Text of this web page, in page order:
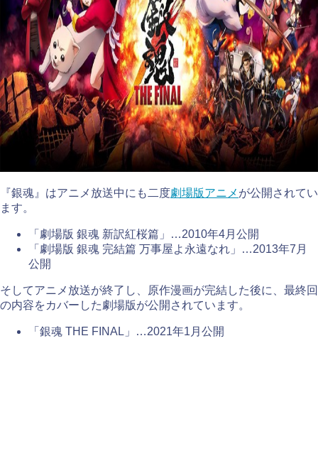
『銀魂』はアニメ放送中にも二度劇場版アニメ が公開されてい
ます。
「劇場版 銀魂 新訳紅桜篇」…2010年4月公開
「劇場版 銀魂 完結篇 万事屋よ永遠なれ」…2013年7月
公開
そしてアニメ放送が終了し、原作漫画が完結した後に、最終回
の内容をカバーした劇場版が公開されています。
「銀魂 THE FINAL」…2021年1月公開